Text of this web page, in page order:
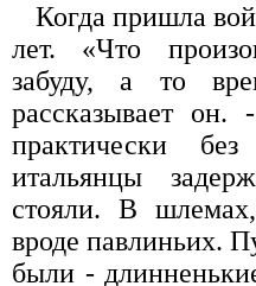
Когда пришла
лет. «Что
забуду, а то
рассказывает
практически
итальянцы
стояли. В
вроде павлиньих.
были -